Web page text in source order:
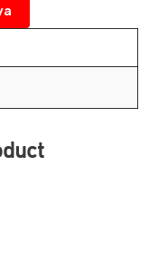
barang dengan
mana saja.